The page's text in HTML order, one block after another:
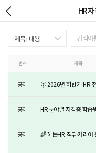
HR
번호 제목
공지
🥇 2026년 하반기 HR
공지 HR 분야별 자격증 학습
공지
🌈 히든HR 직무·커리어